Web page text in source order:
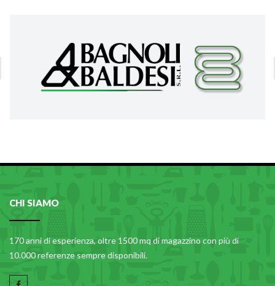
CHI SIAMO
170 anni di esperienza, oltre 1500 mq di magazzino con più di
10.000 referenze sempre disponibili.